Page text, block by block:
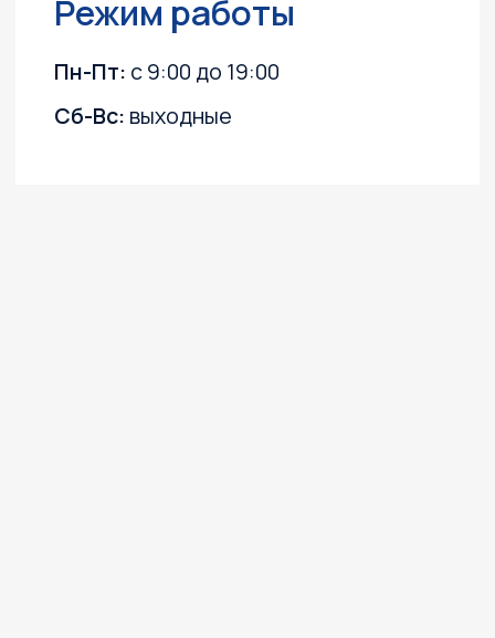
Каталог
Обслуживание и ремонт
Контакты
О компании